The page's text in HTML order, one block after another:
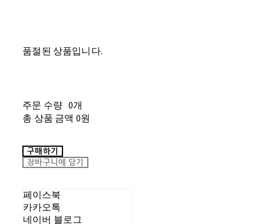
품절된 상품입니다.
주문 수량 0개
총 상품 금액 0원
구매하기
장바구니에 담기
페이스북
카카오톡
네이버 블로그